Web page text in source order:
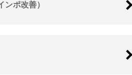
ンポ改善）